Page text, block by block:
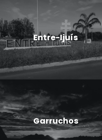
Entre-Ijuís
Garruchos